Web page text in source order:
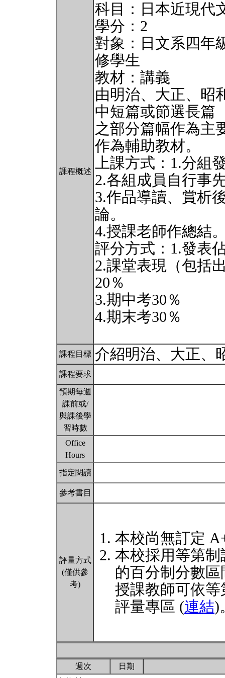
課程概述
科目：日本近現代
學分：2
對象：日文系四年
修學生
教材：講義
由明治、大正、昭
中短篇或節選長篇
之部分篇幅作為主
作為輔助教材。
上課方式：1.分組
2.各組成員自行事
3.作品導讀、賞析
論。
4.授課老師作總結
評分方式：1.發表
2.課堂表現（包括
20％
3.期中考30％
4.期末考30％
課程目標 介紹明治、大正、
課程要求
預期每週
課前或/
與課後學
習時數
Office
Hours
指定閱讀
參考書目
評量方式
(僅供參
考)
本校尚無訂定
本校採用等第
的百分制分數
授課教師可依
評量專區 (連結)
週次
日期